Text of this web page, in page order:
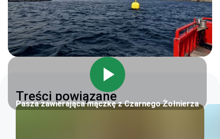
Pasza zawierająca mączkę z Czarnego Żołnierza
Treści powiązane